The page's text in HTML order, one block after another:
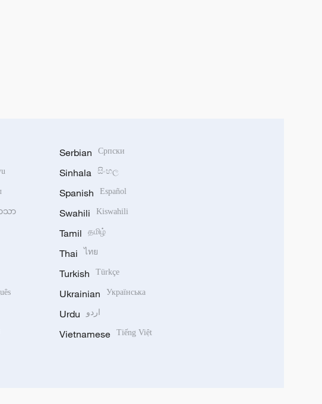
သာ
Serbian Српски
Sinhala සිංහල
Spanish Español
Swahili Kiswahili
Tamil தமிழ்
Thai ไทย
Turkish Türkçe
Ukrainian Українська
Urdu اردو
Vietnamese Tiếng Việt